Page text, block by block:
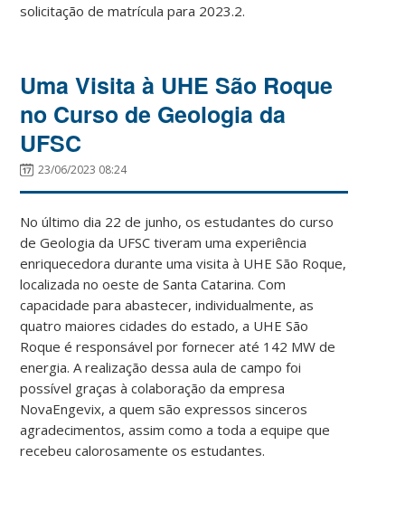
solicitação de matrícula para 2023.2.
Uma Visita à UHE São Roque
no Curso de Geologia da
UFSC
23/06/2023 08:24
No último dia 22 de junho, os estudantes do curso
de Geologia da UFSC tiveram uma experiência
enriquecedora durante uma visita à UHE São Roque,
localizada no oeste de Santa Catarina. Com
capacidade para abastecer, individualmente, as
quatro maiores cidades do estado, a UHE São
Roque é responsável por fornecer até 142 MW de
energia. A realização dessa aula de campo foi
possível graças à colaboração da empresa
NovaEngevix, a quem são expressos sinceros
agradecimentos, assim como a toda a equipe que
recebeu calorosamente os estudantes.